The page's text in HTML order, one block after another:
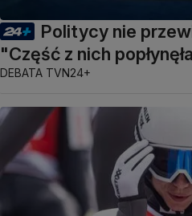
Politycy nie
"Część z nich
DEBATA TVN24+